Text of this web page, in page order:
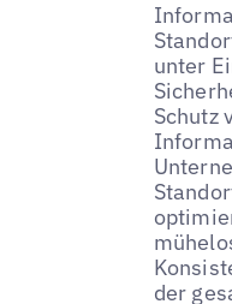
unter
Schutz
der